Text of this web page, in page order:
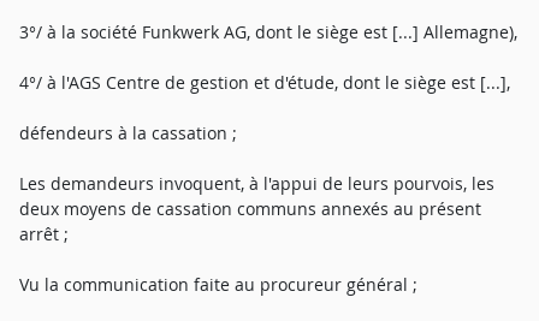
3°/ à la société Funkwerk AG, dont le siège est [...] Allemagne),
4°/ à l'AGS Centre de gestion et d'étude, dont le siège est [...],
défendeurs à la cassation ;
Les demandeurs invoquent, à l'appui de leurs pourvois, les
deux moyens de cassation communs annexés au présent
arrêt ;
Vu la communication faite au procureur général ;